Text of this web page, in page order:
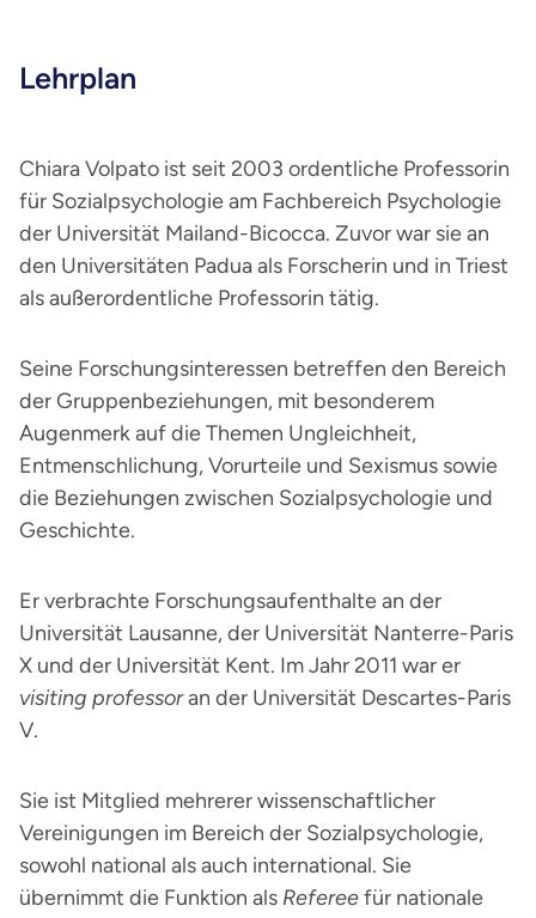
Lehrplan
Chiara Volpato ist seit 2003 ordentliche Professorin
für Sozialpsychologie am Fachbereich Psychologie
der Universität Mailand-Bicocca. Zuvor war sie an
den Universitäten Padua als Forscherin und in Triest
als außerordentliche Professorin tätig.
Seine Forschungsinteressen betreffen den Bereich
der Gruppenbeziehungen, mit besonderem
Augenmerk auf die Themen Ungleichheit,
Entmenschlichung, Vorurteile und Sexismus sowie
die Beziehungen zwischen Sozialpsychologie und
Geschichte.
Er verbrachte Forschungsaufenthalte an der
Universität Lausanne, der Universität Nanterre-Paris
X und der Universität Kent. Im Jahr 2011 war er
visiting professoran der Universität Descartes-Paris
V.
Sie ist Mitglied mehrerer wissenschaftlicher
Vereinigungen im Bereich der Sozialpsychologie,
sowohl national als auch international. Sie
übernimmt die Funktion als Refereefür nationale